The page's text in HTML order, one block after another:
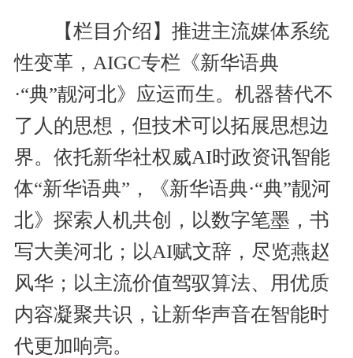
【栏目介绍】推进主流媒体系统
性变革，AIGC专栏《新华语典
·“典”靓河北》应运而生。机器替代不
了人的思想，但技术可以拓展思想边
界。依托新华社权威AI时政资讯智能
体“新华语典”，《新华语典·“典”靓河
北》探索人机共创，以数字笔墨，书
写大美河北；以AI赋文辞，尽览燕赵
风华；以主流价值驾驭算法、用优质
内容凝聚共识，让新华声音在智能时
代更加响亮。